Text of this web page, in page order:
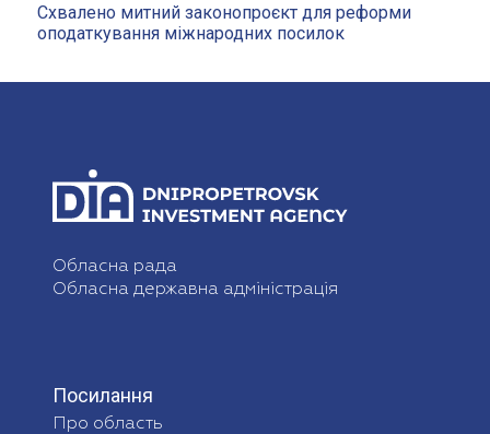
Схвалено митний законопроєкт для реформи
оподаткування міжнародних посилок
Обласна рада
Обласна державна адміністрація
Посилання
Про область